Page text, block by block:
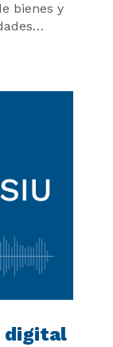
bienes y
digital